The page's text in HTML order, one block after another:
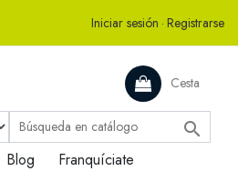
Iniciar sesión · Registrarse
Cesta

Blog Franquíciate